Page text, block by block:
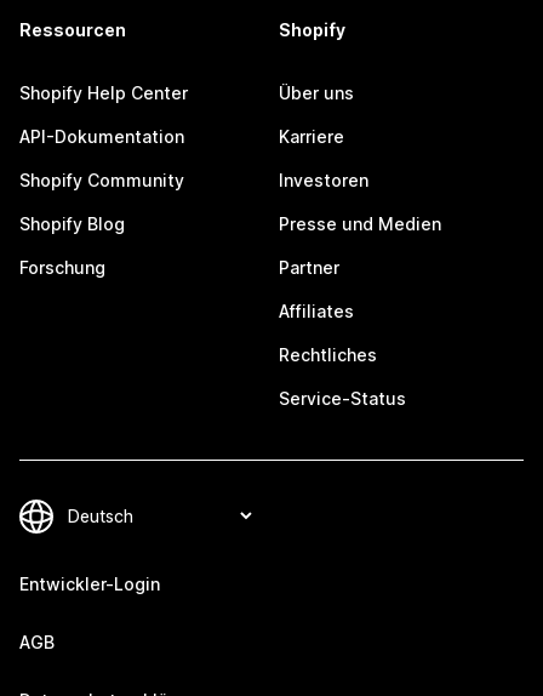
Ressourcen
Shopify Help Center
API-Dokumentation
Shopify Community
Shopify Blog
Forschung
Shopify
Über uns
Karriere
Investoren
Presse und Medien
Partner
Affiliates
Rechtliches
Service-Status
Entwickler-Login
AGB